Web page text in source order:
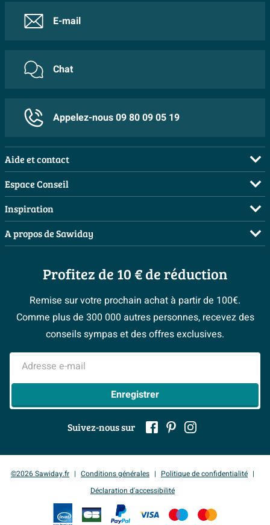
E-mail
Chat
Appelez-nous 09 80 09 05 19
Aide et contact
FAQ
Commander
Payer
Livraison / retrait
Garantie & réclamations
Politique d’avis
> Service client
Espace Conseil
Demandez votre devis
Planificateur 3D
Les bons tuyaux
Inspiration
Salles de bains complètes
Inspiration toilettes
Moodboards
Magazine
#Mysawiday
> Inspiration salle de bains
A propos de Sawiday
Postes vacants
Sawiday PRO
Fevad
Ils parlent de nous
Mentions légales
Profitez de 10 € de réduction
Remise sur votre prochain achat à partir de 100€.
Comme plus de 300 000 autres personnes, recevez des
conseils sympas et des offres exclusives.
Adresse e-mail
Enregistrer
Suivez-nous sur
©2026 Sawiday.fr Conditions générales
Politique de confidentialité
Déclaration d'accessibilité